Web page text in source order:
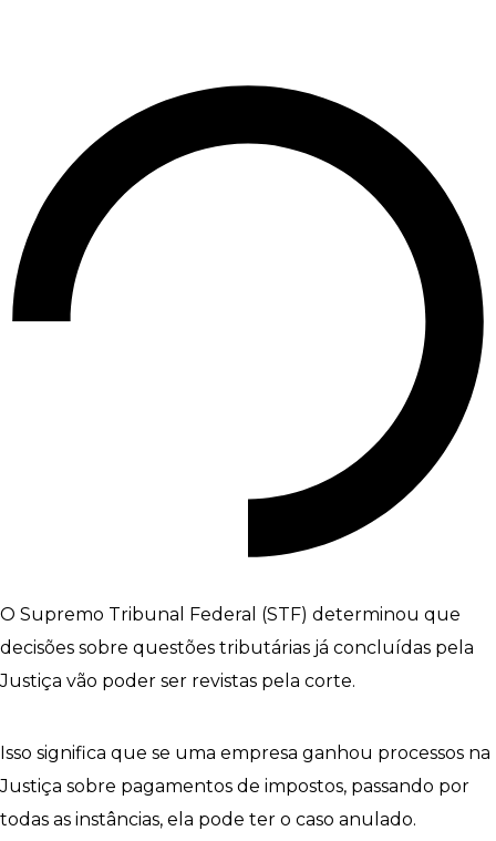
O Supremo Tribunal Federal (STF) determinou que
decisões sobre questões tributárias já concluídas pela
Justiça vão poder ser revistas pela corte.
Isso significa que se uma empresa ganhou processos na
Justiça sobre pagamentos de impostos, passando por
todas as instâncias, ela pode ter o caso anulado.